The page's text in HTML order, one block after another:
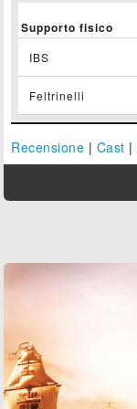
Supporto fisico
IBS
Feltrinelli
Recensione | Cast |